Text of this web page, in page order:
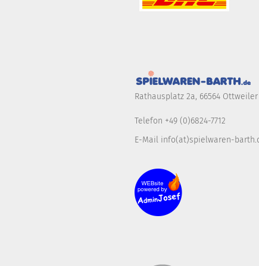
Rathausplatz 2a, 66564 Ottweiler
Telefon +49 (0)6824-7712
E-Mail info(at)spielwaren-